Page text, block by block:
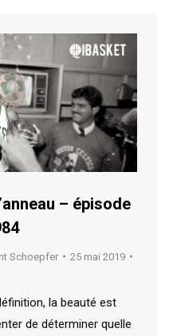
– épisode
Schoepfer
25 mai 2019
la beauté est
de déterminer quelle